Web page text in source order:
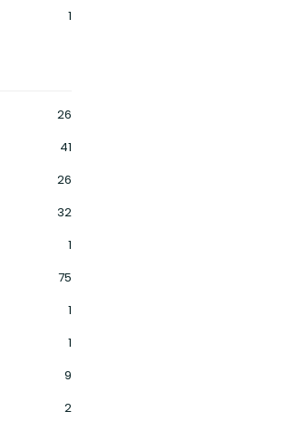
1
26
41
26
32
1
75
1
1
9
2